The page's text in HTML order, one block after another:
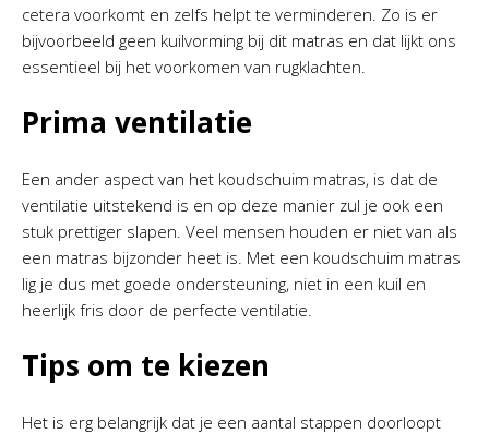
cetera voorkomt en zelfs helpt te verminderen. Zo is er
bijvoorbeeld geen kuilvorming bij dit matras en dat lijkt ons
essentieel bij het voorkomen van rugklachten.
Prima ventilatie
Een ander aspect van het koudschuim matras, is dat de
ventilatie uitstekend is en op deze manier zul je ook een
stuk prettiger slapen. Veel mensen houden er niet van als
een matras bijzonder heet is. Met een koudschuim matras
lig je dus met goede ondersteuning, niet in een kuil en
heerlijk fris door de perfecte ventilatie.
Tips om te kiezen
Het is erg belangrijk dat je een aantal stappen doorloopt